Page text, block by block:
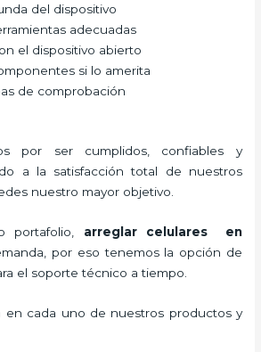
del dispositivo
adecuadas
el dispositivo abierto
si lo amerita
de comprobación
por ser cumplidos, confiables y
a la satisfacción total de nuestros
nuestro mayor objetivo.
portafolio, arreglar celulares en
por eso tenemos la opción de
el soporte técnico a tiempo.
en cada uno de nuestros productos y